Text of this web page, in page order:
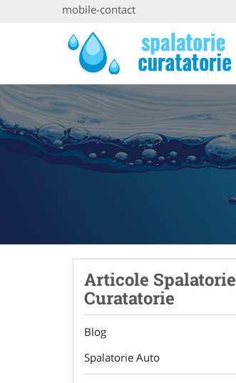
mobile-contact
Articole Spalatorie
Curatatorie
Blog
Spalatorie Auto